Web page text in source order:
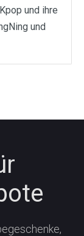
und ihre
und